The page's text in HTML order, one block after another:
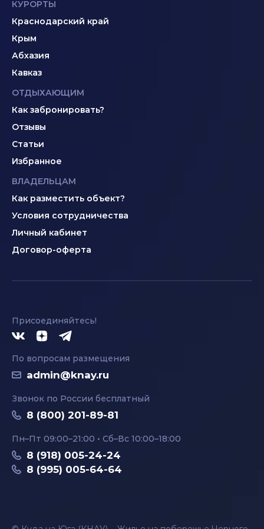
КУРОРТЫ
Краснодарский край
Крым
Абхазия
Кавказ
ОТДЫХАЮЩИМ
Как забронировать?
Отзывы
Статьи
Избранное
ВЛАДЕЛЬЦАМ
Как разместить объект?
Условия сотрудничества
Личный кабинет
Договор-оферта
Присоединяйтесь!
По вопросам размещения
admin@knay.ru
Звонок по России бесплатный
8 (800) 201-89-81
Пн–Пт 09:00–21:00 • Сб–Вс 10:00–18:00
8 (918) 005-24-24
8 (995) 005-64-64